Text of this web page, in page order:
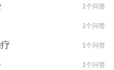
1个问答
1个问答
1个问答
1个问答